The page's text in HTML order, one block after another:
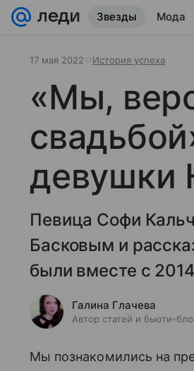
Звезды Мода
17 мая 2022 История успеха
«Мы,
девушки
Певица Софи
Басковым и
были вместе с
Галина Глачева
Автор статей и бьюти-
Мы познакомились на